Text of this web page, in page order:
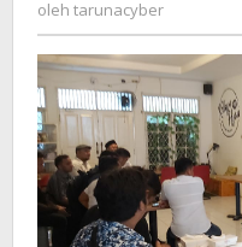
oleh tarunacyber